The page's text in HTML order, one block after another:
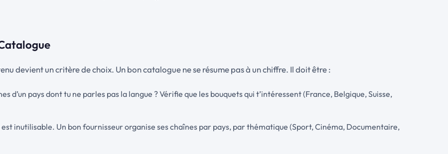
devient un critère de choix. Un bon catalogue ne se résume pas à un chiffre. Il doit être :
d’un pays dont tu ne parles pas la langue ? Vérifie que les bouquets qui t’intéressent (France, Belgique, Suisse,
inutilisable. Un bon fournisseur organise ses chaînes par pays, par thématique (Sport, Cinéma, Documentaire,